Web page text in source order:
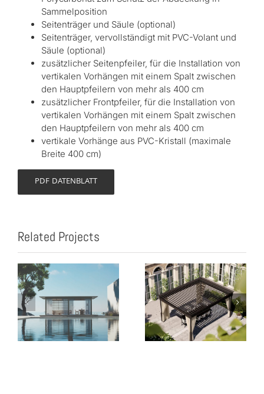
Sammelposition
Seitenträger und Säule (optional)
Seitenträger, vervollständigt mit PVC-Volant und
Säule (optional)
zusätzlicher Seitenpfeiler, für die Installation von
vertikalen Vorhängen mit einem Spalt zwischen
den Hauptpfeilern von mehr als 400 cm
zusätzlicher Frontpfeiler, für die Installation von
vertikalen Vorhängen mit einem Spalt zwischen
den Hauptpfeilern von mehr als 400 cm
vertikale Vorhänge aus PVC-Kristall (maximale
Breite 400 cm)
PDF DATENBLATT
Related Projects
Timeless
Bioclimatica
Pavillon
Pavillon Mood
YPE